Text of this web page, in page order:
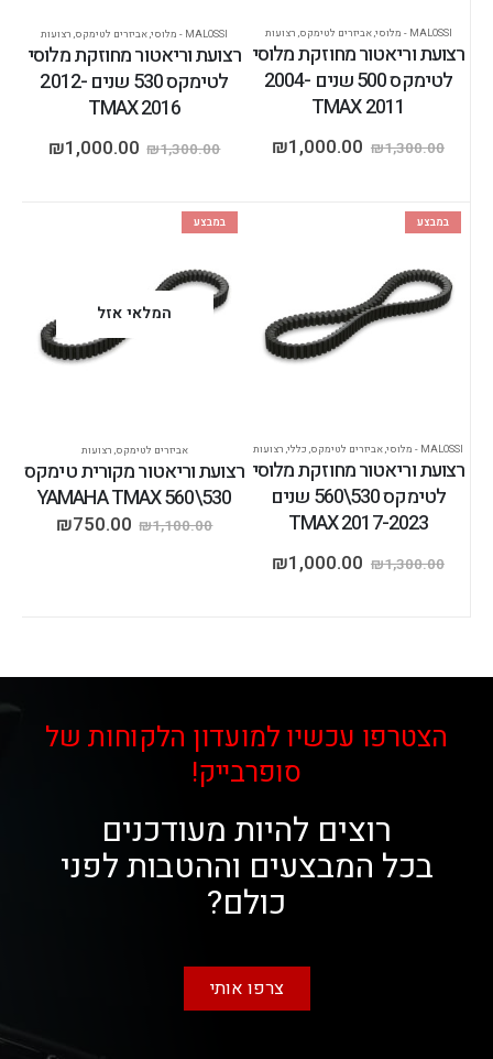
MALOSSI - מלוסי ,אביזרים לטימקס, רצועות
רצועת וריאטור מחוזקת מלוסי
לטימקס 500 שנים 2004-
2011 TMAX
₪1,300.00
₪1,000.00
MALOSSI - מלוסי ,אביזרים לטימקס, רצועות
רצועת וריאטור מחוזקת מלוסי
לטימקס 530 שנים 2012-
2016 TMAX
₪1,300.00
₪1,000.00
במבצע
MALOSSI - מלוסי ,אביזרים לטימקס, כללי, רצועות
רצועת וריאטור מחוזקת מלוסי
לטימקס 530\560 שנים
2017-2023 TMAX
₪1,300.00
₪1,000.00
במבצע
המלאי אזל
אביזרים לטימקס, רצועות
רצועת וריאטור מקורית טימקס
530\560 YAMAHA TMAX
₪1,100.00
₪750.00
הצטרפו עכשיו למועדון הלקוחות של
סופרבייק!
רוצים להיות מעודכנים
בכל המבצעים וההטבות לפני
כולם?
צרפו אותי